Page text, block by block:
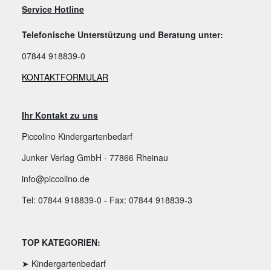
Service Hotline
Telefonische Unterstützung und Beratung unter:
07844 918839-0
KONTAKTFORMULAR
Ihr Kontakt zu uns
Piccolino Kindergartenbedarf
Junker Verlag GmbH - 77866 Rheinau
info@piccolino.de
Tel: 07844 918839-0 - Fax: 07844 918839-3
TOP KATEGORIEN:
➤ Kindergartenbedarf